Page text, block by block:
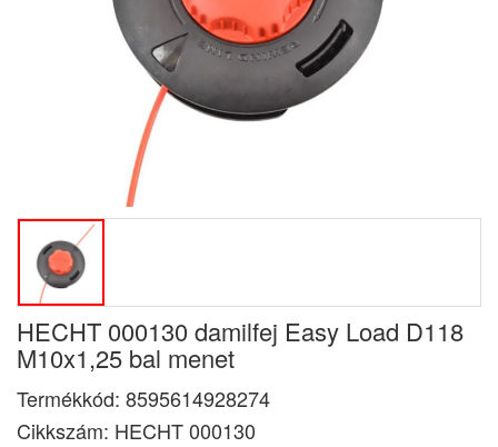
HECHT 000130 damilfej Easy Load D118
M10x1,25 bal menet
Termékkód: 8595614928274
Cikkszám: HECHT 000130